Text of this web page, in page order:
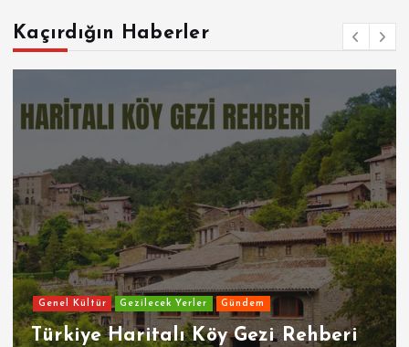
Kaçırdığın Haberler
Genel Kültür Gezilecek Yerler Gündem
Türkiye Haritalı Köy Gezi Rehberi